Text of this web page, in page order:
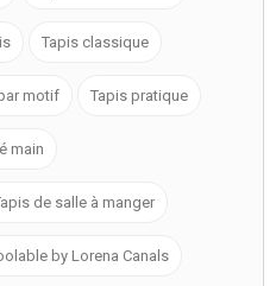
Tapis classique
motif Tapis pratique
main
de salle à manger
by Lorena Canals